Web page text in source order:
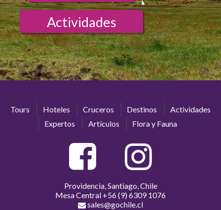
Actividades
Tours Hoteles Cruceros Destinos
Actividades
Expertos
Artículos Flora y Fauna
Providencia, Santiago, Chile
Mesa Central +56 (9) 6309 1076
sales@gochile.cl